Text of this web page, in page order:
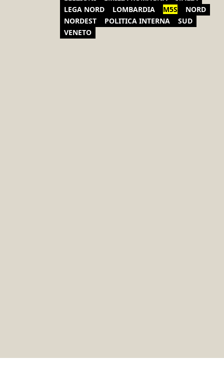
LEGA NORD
LOMBARDIA M5S
NORD
NORDEST
POLITICA INTERNA
SUD
VENETO